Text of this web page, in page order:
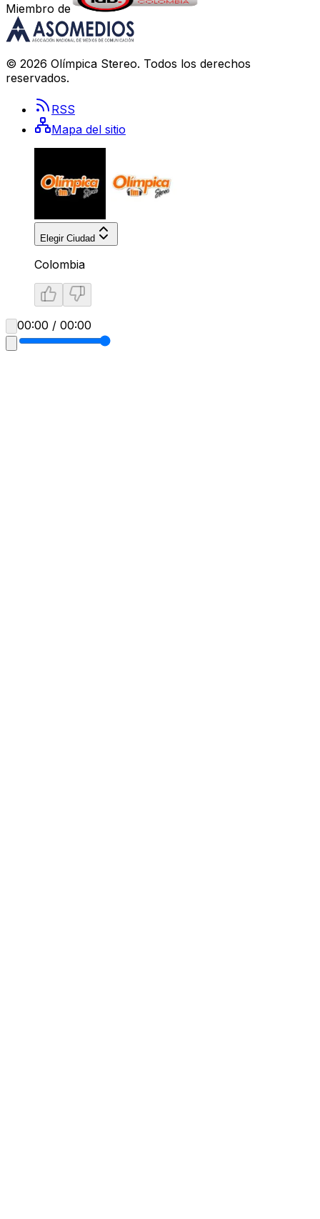
Miembro de
© 2026 Olímpica Stereo. Todos los derechos
reservados.
RSS
Mapa del sitio
Elegir Ciudad
Colombia
00:00 / 00:00